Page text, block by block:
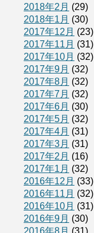
2018年2月 (29)
2018年1月 (30)
2017年12月 (23)
2017年11月 (31)
2017年10月 (32)
2017年9月 (32)
2017年8月 (32)
2017年7月 (32)
2017年6月 (30)
2017年5月 (32)
2017年4月 (31)
2017年3月 (31)
2017年2月 (16)
2017年1月 (32)
2016年12月 (33)
2016年11月 (32)
2016年10月 (31)
2016年9月 (30)
2016年8月 (31)